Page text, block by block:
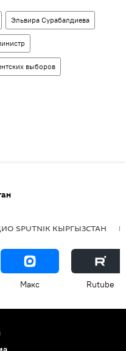
Эльвира Сурабалдиева
выборов
SPUTNIK КЫРГЫЗСТАН
Макс Rutube